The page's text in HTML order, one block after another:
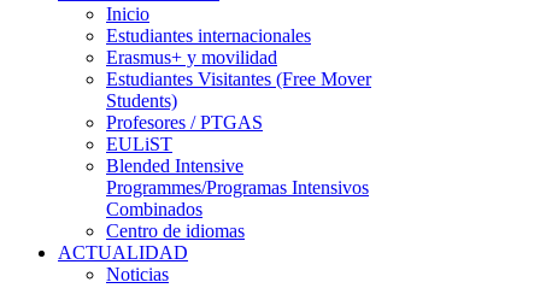
Inicio
Estudiantes internacionales
Erasmus+ y movilidad
Estudiantes Visitantes (Free Mover
Students)
Profesores / PTGAS
EULiST
Blended Intensive
Programmes/Programas Intensivos
Combinados
Centro de idiomas
ACTUALIDAD
Noticias